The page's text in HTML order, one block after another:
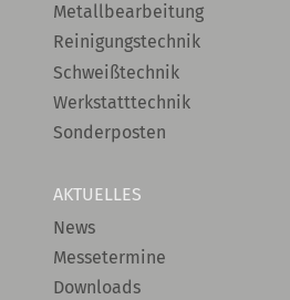
Metallbearbeitung
Reinigungstechnik
Schweißtechnik
Werkstatttechnik
Sonderposten
AKTUELLES
News
Messetermine
Downloads